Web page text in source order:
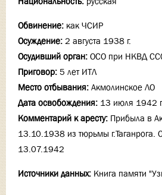
Обвинение: как ЧСИР
Осуждение: 2 августа 1938 г.
Осудивший орган: ОСО при НКВД
Приговор: 5 лет ИТЛ
Место отбывания: Акмолинское ЛО
Дата освобождения: 13 июля 1942
Комментарий к аресту: Прибыла в
13.10.1938 из тюрьмы г.Таганрога.
13.07.1942
Источники данных: Книга памяти